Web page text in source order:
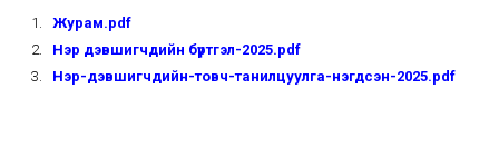
Журам.pdf
Нэр дэвшигчдийн бүртгэл-2025.pdf
Нэр-дэвшигчдийн-товч-танилцуулга-нэгдсэн-2025.pdf